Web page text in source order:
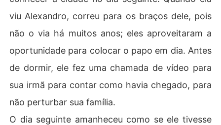
viu Alexandro, correu para os braços dele, pois
não o via há muitos anos; eles aproveitaram a
oportunidade para colocar o papo em dia. Antes
de dormir, ele fez uma chamada de vídeo para
sua irmã para contar como havia chegado, para
não perturbar sua família.
O dia seguinte amanheceu como se ele tivesse